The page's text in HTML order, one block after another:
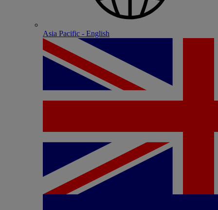
Asia Pacific - English